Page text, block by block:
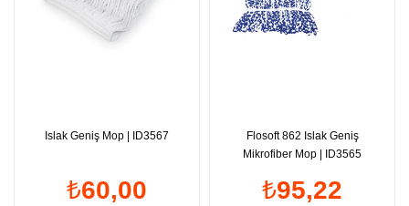
Islak Geniş Mop | ID3567
₺60,00
Flosoft 862 Islak Geniş
Mikrofiber Mop | ID3565
₺95,22